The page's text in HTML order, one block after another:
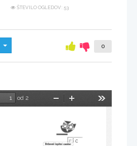
ŠTEVILO OGLEDOV: 53
Skrij/prikaži meni 0
od 2
Pomanjšaj